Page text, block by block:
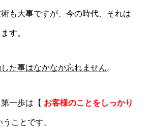
も大事ですが、今の時代、それは
す。
た事はなかなか忘れません。
一歩は【 お客様のことをしっかり
うことです。